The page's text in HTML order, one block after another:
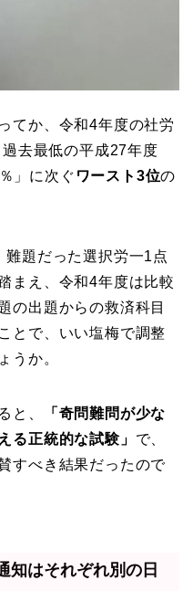
てか、令和4年度の社労
過去最低の平成27年度
」に次ぐ ワースト3位の
題だった選択労一1点
まえ、令和4年度は比較
の出題からの救済科目
とで、いい塩梅で調整
うか。
と、
「奇問難問が少な
る正統的な試験」 で、
すべき結果だったので
知はそれぞれ別の日